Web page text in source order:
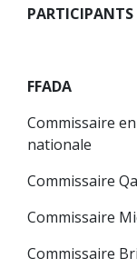
PARTICIPANTS
FFADA
Commissaire
nationale
Commissaire
Commissaire
Commissaire